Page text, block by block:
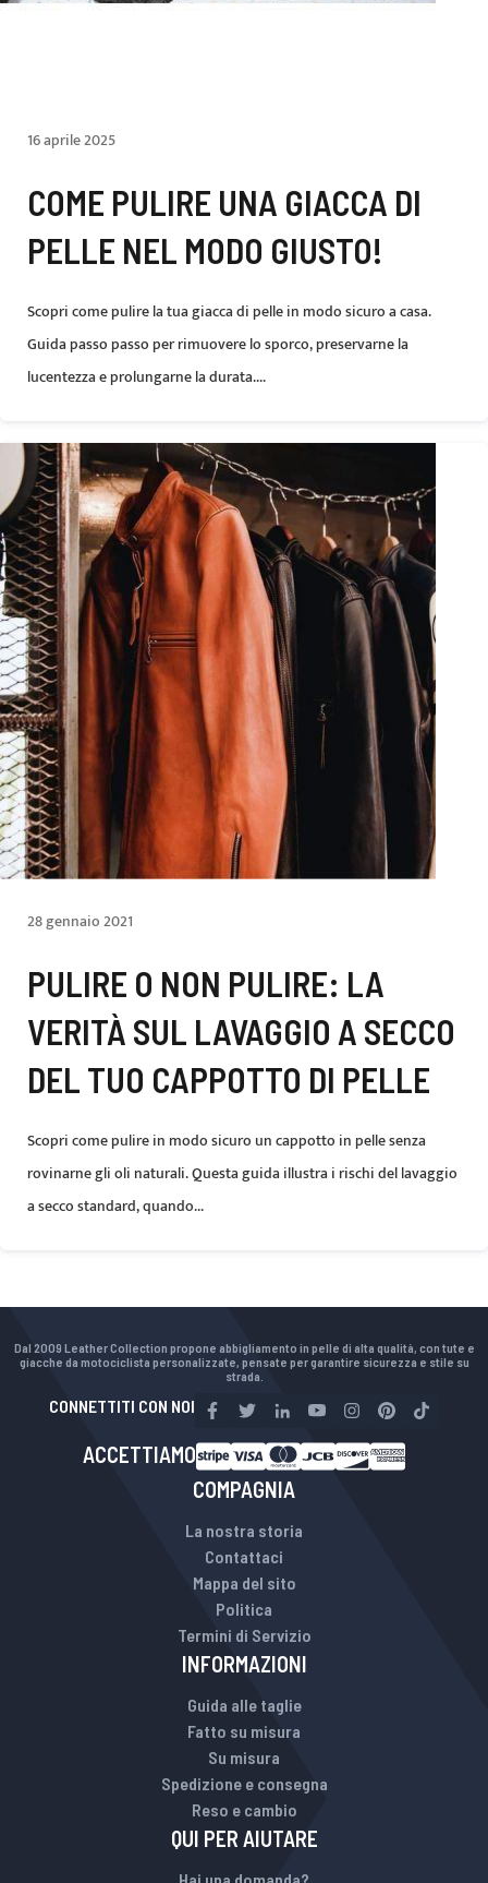
16 aprile 2025
COME PULIRE UNA GIACCA DI
PELLE NEL MODO GIUSTO!
Scopri come pulire la tua giacca di pelle in modo sicuro a casa.
Guida passo passo per rimuovere lo sporco, preservarne la
lucentezza e prolungarne la durata....
28 gennaio 2021
PULIRE O NON PULIRE: LA
VERITÀ SUL LAVAGGIO A SECCO
DEL TUO CAPPOTTO DI PELLE
Scopri come pulire in modo sicuro un cappotto in pelle senza
rovinarne gli oli naturali. Questa guida illustra i rischi del lavaggio
a secco standard, quando...
Dal 2009 Leather Collection propone abbigliamento in pelle di alta qualità, con tute e
giacche da motociclista personalizzate, pensate per garantire sicurezza e stile su
strada.
CONNETTITI CON NOI
ACCETTIAMO
COMPAGNIA
La nostra storia
Contattaci
Mappa del sito
Politica
Termini di Servizio
INFORMAZIONI
Guida alle taglie
Fatto su misura
Su misura
Spedizione e consegna
Reso e cambio
QUI PER AIUTARE